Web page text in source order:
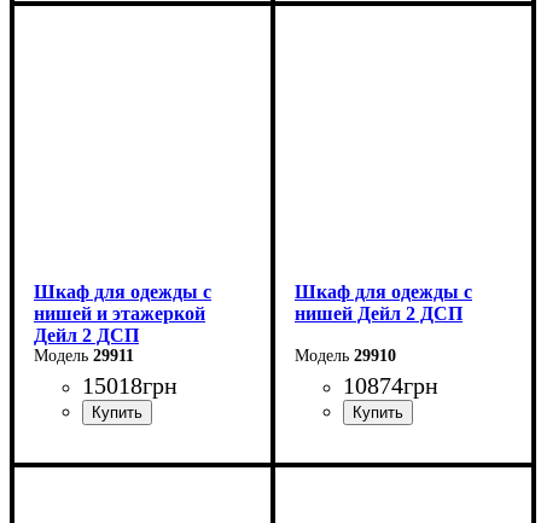
Ширина: 82 см
Ширина: 82 см
Шкаф для одежды с
нишей и этажеркой
Дейл 2 ДСП
29911
15018грн
Ширина: 143,2 см
Шкаф для одежды с
нишей Дейл 2 ДСП
29910
10874грн
Ширина: 115,2 см